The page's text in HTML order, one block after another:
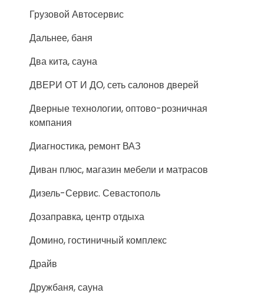
Грузовой Автосервис
Дальнее, баня
Два кита, сауна
ДВЕРИ ОТ И ДО, сеть салонов дверей
Дверные технологии, оптово-розничная
компания
Диагностика, ремонт ВАЗ
Диван плюс, магазин мебели и матрасов
Дизель-Сервис. Севастополь
Дозаправка, центр отдыха
Домино, гостиничный комплекс
Драйв
Дружбаня, сауна